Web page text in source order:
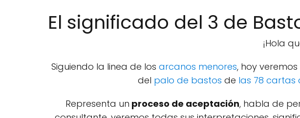
El significado del 3 de
¡Hola
Siguiendo la linea de los arcanos menores, hoy veremos
del palo de bastos de las 78 cartas
Representa un proceso de aceptación, habla de